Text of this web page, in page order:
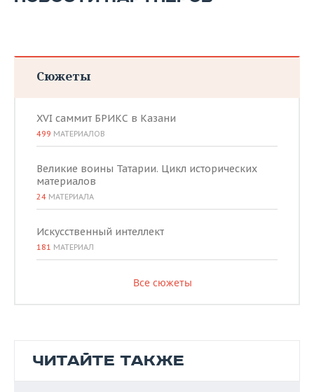
Сюжеты
XVI саммит БРИКС в Казани
499 МАТЕРИАЛОВ
Великие воины Татарии. Цикл исторических
материалов
24 МАТЕРИАЛА
Искусственный интеллект
181 МАТЕРИАЛ
Все сюжеты
ЧИТАЙТЕ ТАКЖЕ